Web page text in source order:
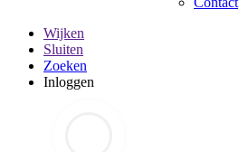
Wijken
Sluiten
Zoeken
Inloggen